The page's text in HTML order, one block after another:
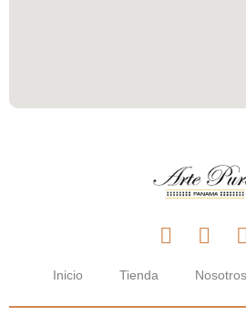
Inicio Tienda Nosotros